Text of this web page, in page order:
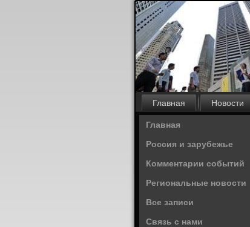
Главная Новости
Главная
Россия и зарубежье
Комментарии событий
Региональные новости
Все записи
Связь с нами